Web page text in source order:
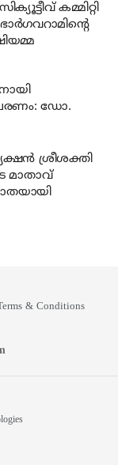
കമ്മിറ്റി
ഡോ.
ശ്രീശക്തി
മാതാവ്
& Conditions